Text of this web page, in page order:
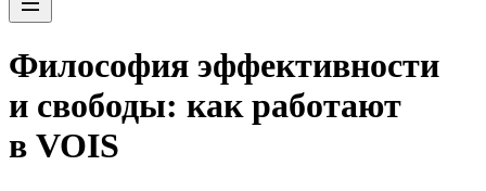
Философия эффективности
и свободы: как работают
в VOIS